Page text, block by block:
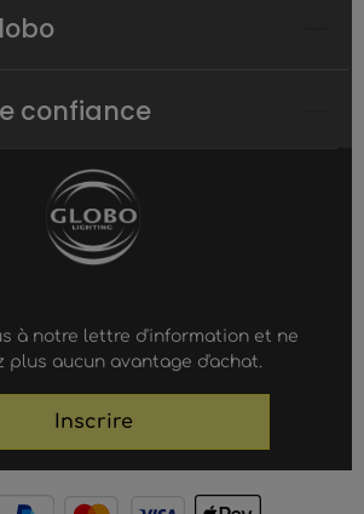
confiance
à notre lettre d'information et ne
plus aucun avantage d'achat.
Inscrire